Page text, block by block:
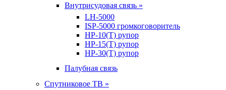
Внутрисудовая связь »
LH-5000
ISP-5000 громкоговоритель
HP-10(T) рупор
HP-15(T) рупор
HP-30(T) рупор
Палубная связь
Спутниковое ТВ »